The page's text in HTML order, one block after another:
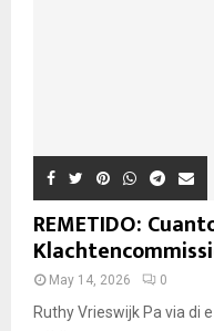
REMETIDO:
May 14, 2026 0
Ruthy Vrieswijk Pa via di